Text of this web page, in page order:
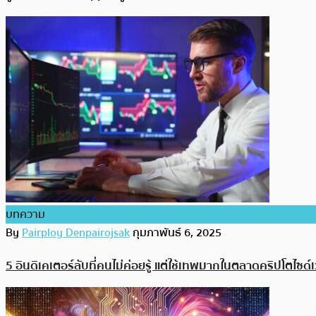
บทความ
ByPairploy Denpairojsakกุมภาพันธ์ 6, 2025
5 อินดิเคเตอร์ลับที่คนไม่ค่อยรู้ แต่ใช้เทพมากในตลาดคริปโตไซด์